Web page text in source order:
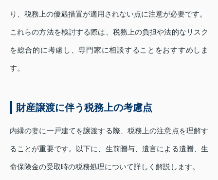
り、税務上の優遇措置が適用されない点に注意が必要です。
これらの方法を検討する際は、税務上の負担や法的なリスク
を総合的に考慮し、専門家に相談することをおすすめしま
す。
財産譲渡に伴う税務上の考慮点
内縁の妻に一戸建てを譲渡する際、税務上の注意点を理解す
ることが重要です。以下に、生前贈与、遺言による遺贈、生
命保険金の受取時の税務処理について詳しく解説します。